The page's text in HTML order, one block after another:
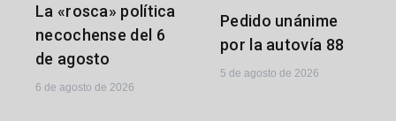
La «rosca» política
necochense del 6
de agosto
6 de agosto de 2026
Pedido unánime
por la autovía 88
5 de agosto de 2026